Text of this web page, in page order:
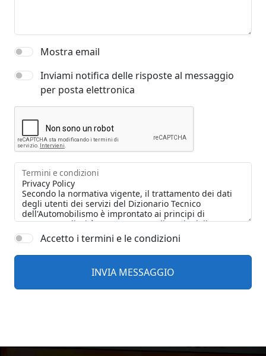
Mostra email
Inviami notifica delle risposte al messaggio
per posta elettronica
Termini e condizioni
Accetto i termini e le condizioni